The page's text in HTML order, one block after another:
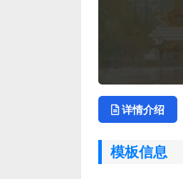
详情介绍
模板信息